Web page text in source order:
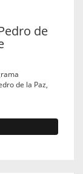
de
de la Paz,